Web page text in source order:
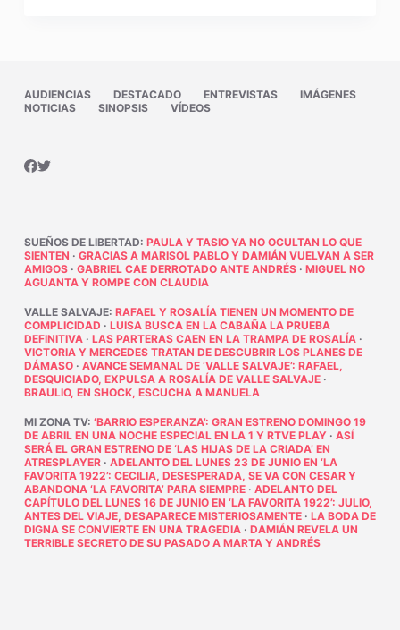
AUDIENCIAS DESTACADO ENTREVISTAS
IMÁGENES
NOTICIAS
SINOPSIS VÍDEOS
SUEÑOS DE LIBERTAD: PAULA Y TASIO YA NO OCULTAN LO QUE
SIENTEN · GRACIAS A MARISOL PABLO Y DAMIÁN VUELVAN A SER
AMIGOS· GABRIEL CAE DERROTADO ANTE ANDRÉS· MIGUEL NO
AGUANTA Y ROMPE CON CLAUDIA
VALLE SALVAJE: RAFAEL Y ROSALÍA TIENEN UN MOMENTO DE
COMPLICIDAD · LUISA BUSCA EN LA CABAÑA LA PRUEBA
DEFINITIVA· LAS PARTERAS CAEN EN LA TRAMPA DE ROSALÍA·
VICTORIA Y MERCEDES TRATAN DE DESCUBRIR LOS PLANES DE
DÁMASO· AVANCE SEMANAL DE ‘VALLE SALVAJE’: RAFAEL,
DESQUICIADO, EXPULSA A ROSALÍA DE VALLE SALVAJE·
BRAULIO, EN SHOCK, ESCUCHA A MANUELA
MI ZONA TV: ‘BARRIO ESPERANZA’: GRAN ESTRENO DOMINGO 19
DE ABRIL EN UNA NOCHE ESPECIAL EN LA 1 Y RTVE PLAY· ASÍ
SERÁ EL GRAN ESTRENO DE ‘LAS HIJAS DE LA CRIADA’ EN
ATRESPLAYER· ADELANTO DEL LUNES 23 DE JUNIO EN ‘LA
FAVORITA 1922’: CECILIA, DESESPERADA, SE VA CON CESAR Y
ABANDONA ‘LA FAVORITA’ PARA SIEMPRE· ADELANTO DEL
CAPÍTULO DEL LUNES 16 DE JUNIO EN ‘LA FAVORITA 1922’: JULIO,
ANTES DEL VIAJE, DESAPARECE MISTERIOSAMENTE· LA BODA DE
DIGNA SE CONVIERTE EN UNA TRAGEDIA· DAMIÁN REVELA UN
TERRIBLE SECRETO DE SU PASADO A MARTA Y ANDRÉS